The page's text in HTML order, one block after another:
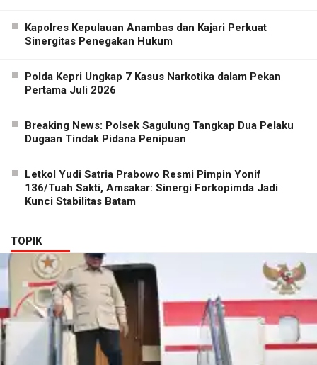
Kapolres Kepulauan Anambas dan Kajari Perkuat
Sinergitas Penegakan Hukum
Polda Kepri Ungkap 7 Kasus Narkotika dalam Pekan
Pertama Juli 2026
Breaking News: Polsek Sagulung Tangkap Dua Pelaku
Dugaan Tindak Pidana Penipuan
Letkol Yudi Satria Prabowo Resmi Pimpin Yonif
136/Tuah Sakti, Amsakar: Sinergi Forkopimda Jadi
Kunci Stabilitas Batam
TOPIK